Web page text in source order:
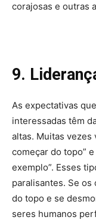
corajosas e outras
9.
As expectativas
interessadas têm
altas. Muitas vezes
começar do topo”
exemplo”. Esses
paralisantes. Se
do topo e se
seres humanos